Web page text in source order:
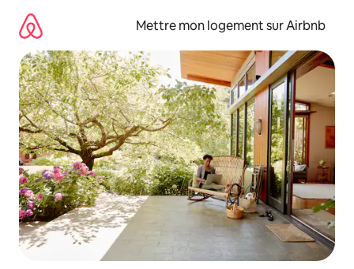
directement
contenu
Mettre mon logement sur Airbnb